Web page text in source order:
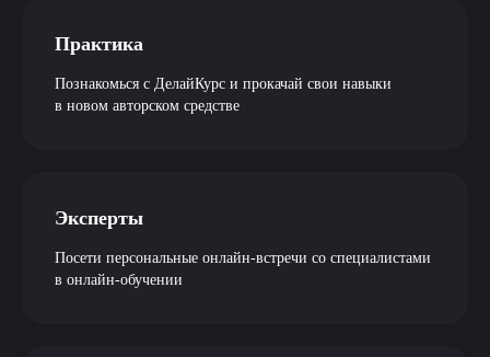
Практика
Познакомься с ДелайКурс и прокачай свои навыки
в новом авторском средстве
Эксперты
Посети персональные онлайн-встречи со специалистами
в онлайн-обучении